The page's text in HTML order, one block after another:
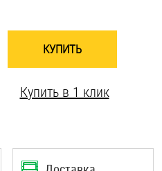
КУПИТЬ
Купить в 1 клик